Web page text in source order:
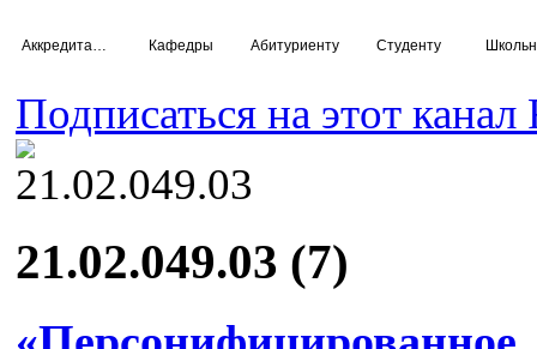
Кафедры Абитуриенту Студенту
Подписаться на этот канал
21.02.049.03 (7)